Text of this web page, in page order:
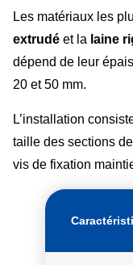
Les matériaux les
extrudé et la laine
dépend de leur
20 et 50 mm.
L’installation
taille des sections
vis de fixation